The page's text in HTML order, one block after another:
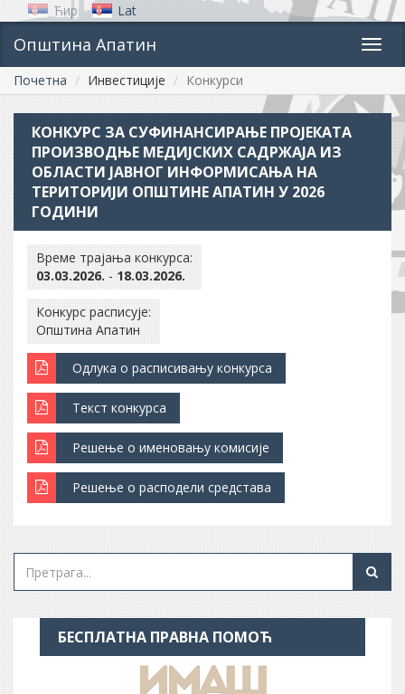
Ћир Lat
Општина Апатин
Почетна Инвестиције Конкурси
КОНКУРС ЗА СУФИНАНСИРАЊЕ ПРОJЕКАТА
ПРОИЗВОДЊЕ МЕДИЈСКИХ САДРЖАЈА ИЗ
ОБЛАСТИ JАВНОГ ИНФОРМИСАЊА НА
ТЕРИТОРИЈИ ОПШТИНЕ АПАТИН У 2026
ГОДИНИ
Време трајања конкурса:
03.03.2026. - 18.03.2026.
Конкурс расписује:
Општина Апатин
Одлука о расписивању конкурса
Текст конкурса
Решење о именовању комисије
Решење о расподели средстава
БЕСПЛАТНА ПРАВНА ПОМОЋ